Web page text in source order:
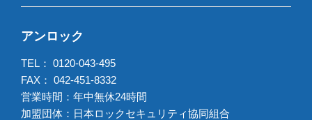
アンロック
TEL： 0120-043-495
FAX： 042-451-8332
営業時間：年中無休24時間
加盟団体：日本ロックセキュリティ協同組合